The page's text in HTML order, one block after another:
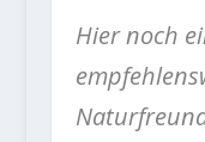
Hier noch